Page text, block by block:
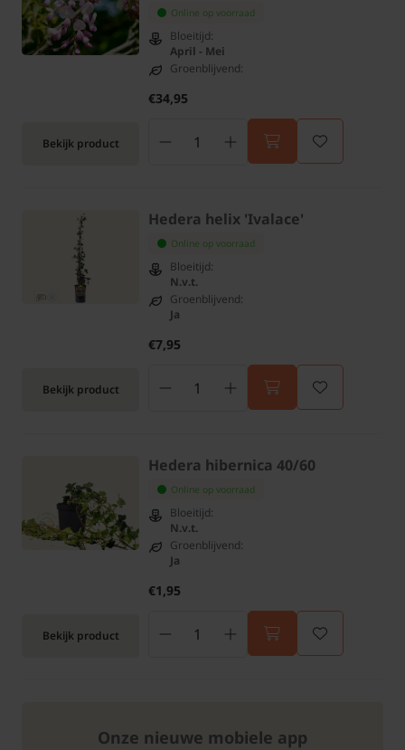
Bekijk product
Online op voorraad
Bloeitijd:
April - Mei
Groenblijvend:
€34,95
Bekijk product
Hedera helix 'Ivalace'
Online op voorraad
Bloeitijd:
N.v.t.
Groenblijvend:
Ja
€7,95
Bekijk product
Hedera hibernica 40/60
Online op voorraad
Bloeitijd:
N.v.t.
Groenblijvend:
Ja
€1,95
Onze nieuwe mobiele app